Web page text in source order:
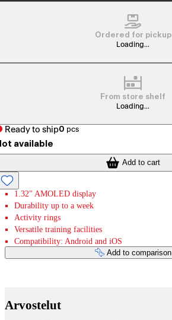
Ordered for pickup
Loading...
From store shelf
Loading...
Ready to ship0 pcs
available
Add to cart
1.32" AMOLED display
Durability up to a week
Activity rings
Versatile training facilities
Compatibility: Android and iOS
Add to comparison
Arvostelut